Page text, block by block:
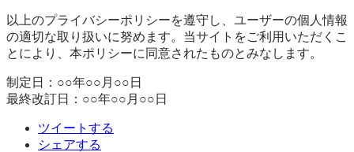
以上のプライバシーポリシーを遵守し、ユーザーの個人情報
の適切な取り扱いに努めます。当サイトをご利用いただくこ
とにより、本ポリシーに同意されたものとみなします。
制定日：○○年○○月○○日
最終改訂日：○○年○○月○○日
ツイートする
シェアする